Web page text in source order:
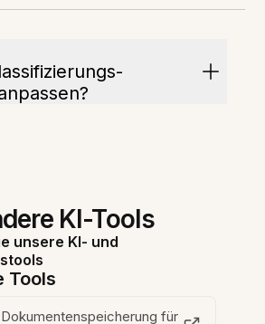
KI-Tools
unsere KI- und
Tools
für